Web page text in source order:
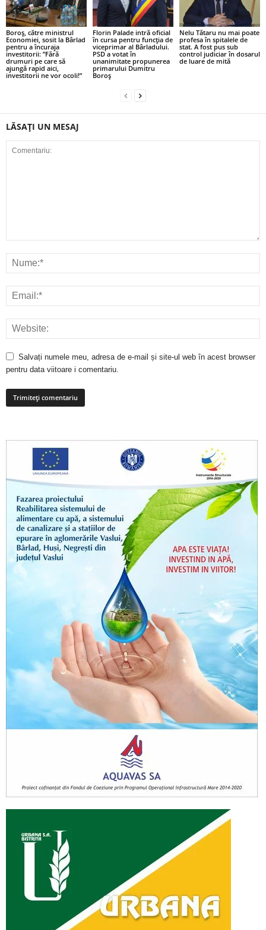
Boroș, către ministrul
Economiei, sosit la Bârlad
pentru a încuraja
investitorii: ”Fără
drumuri pe care să
ajungă rapid aici,
investitorii ne vor ocoli!”
Florin Palade intră oficial
în cursa pentru funcția de
viceprimar al Bârladului.
PSD a votat în
unanimitate propunerea
primarului Dumitru
Boroș
Nelu Tătaru nu mai poate
profesa în spitalele de
stat. A fost pus sub
control judiciar în dosarul
de luare de mită
LĂSAȚI UN MESAJ
Salvați numele meu, adresa de e-mail și site-ul web în acest browser
pentru data viitoare i comentariu.